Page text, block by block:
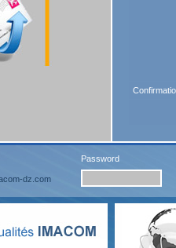
Password